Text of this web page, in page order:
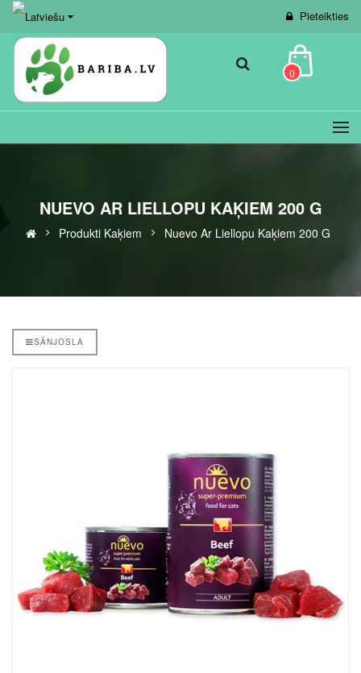
Pieteikties
0
NUEVO AR LIELLOPU KAĶIEM 200 G
Produkti Kaķiem Nuevo Ar Liellopu Kaķiem 200 G
SĀNJOSLA